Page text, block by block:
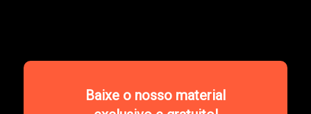
Baixe o nosso material